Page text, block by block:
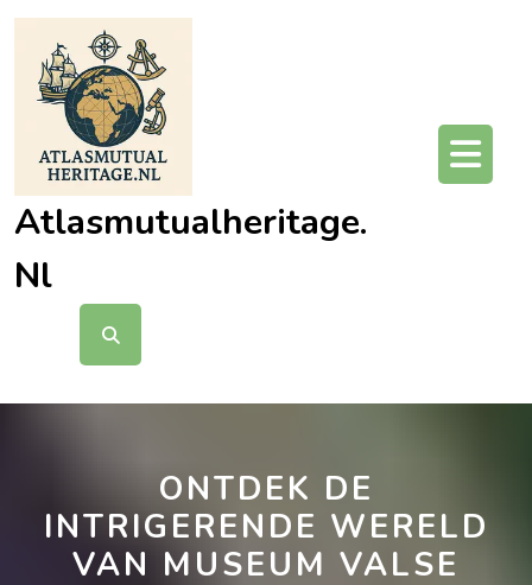
Ga
inhoud
Atlasmutualheritage.
Nl
ONTDEK DE
INTRIGERENDE WERELD
VAN MUSEUM VALSE